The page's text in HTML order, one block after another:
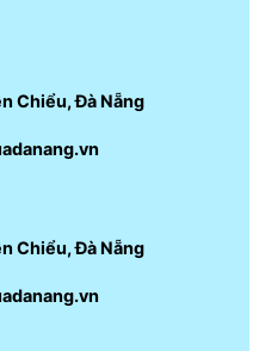
Chiểu, Đà Nẵng
Chiểu, Đà Nẵng